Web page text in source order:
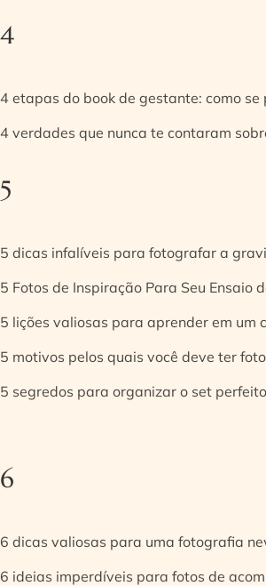
4
4 etapas do book de gestante: como
4 verdades que nunca te contaram
5
5 dicas infalíveis para fotografar a
5 Fotos de Inspiração Para Seu Ensaio
5 lições valiosas para aprender em um
5 motivos pelos quais você deve ter
5 segredos para organizar o set
6
6 dicas valiosas para uma fotografia
6 ideias imperdíveis para fotos de